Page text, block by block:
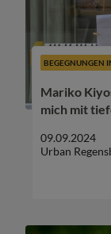
BEGEGNUNGEN
Mariko
mich mit
09.09.2024
Urban